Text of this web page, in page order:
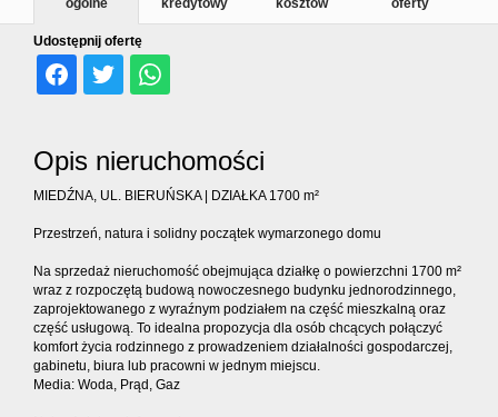
Udostępnij ofertę
ogólne
kredytowy
kosztów
oferty
Opis nieruchomości
MIEDŹNA, UL. BIERUŃSKA | DZIAŁKA 1700 m²
Przestrzeń, natura i solidny początek wymarzonego domu
Na sprzedaż nieruchomość obejmująca działkę o powierzchni 1700 m²
wraz z rozpoczętą budową nowoczesnego budynku jednorodzinnego,
zaprojektowanego z wyraźnym podziałem na część mieszkalną oraz
część usługową. To idealna propozycja dla osób chcących połączyć
komfort życia rodzinnego z prowadzeniem działalności gospodarczej,
gabinetu, biura lub pracowni w jednym miejscu.
Media: Woda, Prąd, Gaz